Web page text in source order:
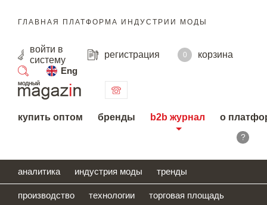
ГЛАВНАЯ ПЛАТФОРМА ИНДУСТРИИ МОДЫ
войти в
систему
регистрация 0
корзина
Eng
поиск
купить оптом бренды b2b журнал о
?
аналитика индустрия моды тренды
производство технологии торговая площадь